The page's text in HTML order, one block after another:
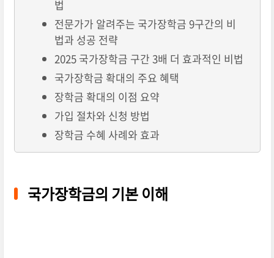
법
전문가가 알려주는 국가장학금 9구간의 비
법과 성공 전략
2025 국가장학금 구간 3배 더 효과적인 비법
국가장학금 확대의 주요 혜택
장학금 확대의 이점 요약
가입 절차와 신청 방법
장학금 수혜 사례와 효과
국가장학금의 기본 이해